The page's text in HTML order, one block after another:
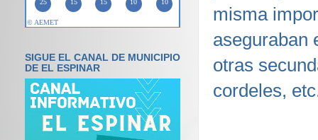
misma
aseguraban
otras
cordeles,
SIGUE EL CANAL DE MUNICIPIO
DE EL ESPINAR